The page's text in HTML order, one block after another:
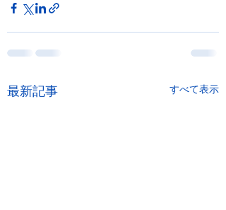
最新記事 すべて表示